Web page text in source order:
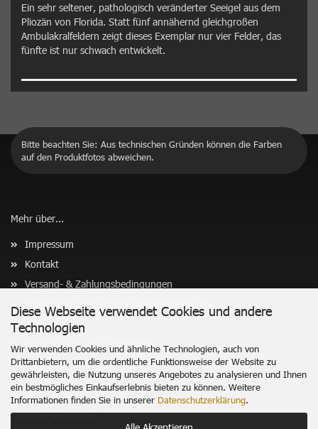
Diese Webseite verwendet Cookies und andere
Technologien
Wir verwenden Cookies und ähnliche Technologien, auch von
Drittanbietern, um die ordentliche Funktionsweise der Website zu
gewährleisten, die Nutzung unseres Angebotes zu analysieren und Ihnen
ein bestmögliches Einkaufserlebnis bieten zu können. Weitere
Informationen finden Sie in unserer Datenschutzerklärung.
Ein sehr seltener, pathologisch veränderter Seeigel aus dem
Pliozän von Florida. Statt fünf annähernd gleichgroßen
Ambulakralfeldern zeigt dieses Exemplar nur vier Felder, das
fünfte ist nur schwach entwickelt.
Bitte beachten Sie: Aus technischen Gründen können die Farben
auf den Produktfotos abweichen.
Mehr über...
Impressum
Kontakt
Versand- & Zahlungsbedingungen
Widerrufsrecht & Muster-Widerrufsformular
AGB
Privatsphäre und Datenschutz
Cookie Einstellungen
Vertrag widerrufen